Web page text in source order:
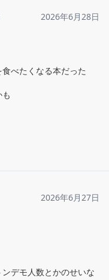
2026年6月28日
べたくなる本だった
2026年6月27日
デモ人数とかのせいな